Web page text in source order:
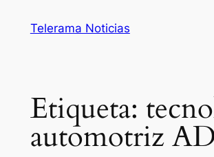
Telerama Noticias
Etiqueta:
automotriz